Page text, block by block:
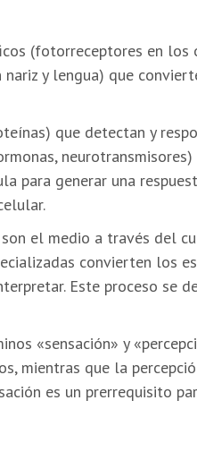
(fotorreceptores en los
y lengua) que
que detectan y
para generar una
el medio a través del
convierten los
Este proceso se
«sensación» y
mientras que la
es un prerrequisito